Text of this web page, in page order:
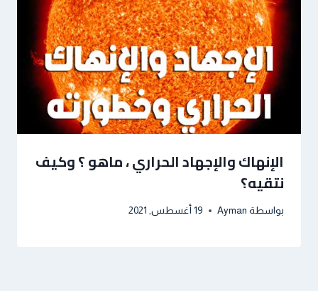
الإنهاك والإجهاد الحراري ، ماهو ؟ وكيف
نتقيه؟
بواسطة Ayman 19 أغسطس, 2021